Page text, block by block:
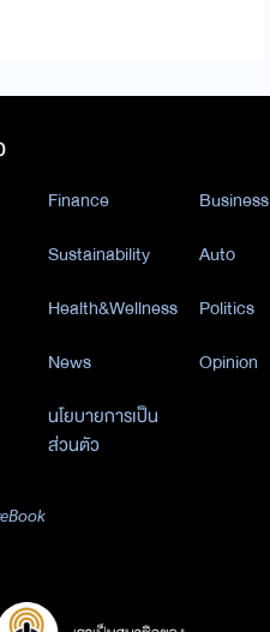
Finance
Business
Sustainability
Auto
Health&Wellness
Politics
News
Opinion
นโยบายการเป็น
ส่วนตัว